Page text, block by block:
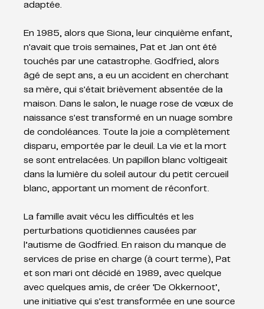
adaptée.
En 1985, alors que Siona, leur cinquième enfant,
n'avait que trois semaines, Pat et Jan ont été
touchés par une catastrophe. Godfried, alors
âgé de sept ans, a eu un accident en cherchant
sa mère, qui s'était brièvement absentée de la
maison. Dans le salon, le nuage rose de vœux de
naissance s'est transformé en un nuage sombre
de condoléances. Toute la joie a complètement
disparu, emportée par le deuil. La vie et la mort
se sont entrelacées. Un papillon blanc voltigeait
dans la lumière du soleil autour du petit cercueil
blanc, apportant un moment de réconfort.
La famille avait vécu les difficultés et les
perturbations quotidiennes causées par
l’autisme de Godfried. En raison du manque de
services de prise en charge (à court terme), Pat
et son mari ont décidé en 1989, avec quelque
avec quelques amis, de créer ‘De Okkernoot’,
une initiative qui s'est transformée en une source